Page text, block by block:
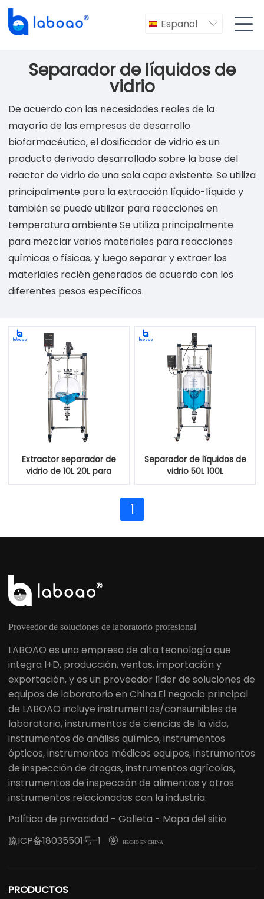
Español  
Separador de líquidos de
vidrio
De acuerdo con las necesidades reales de la
mayoría de las empresas de desarrollo
biofarmacéutico, el dosificador de vidrio es un
producto derivado desarrollado sobre la base del
reactor de vidrio de una sola capa existente. Se utiliza
principalmente para la extracción líquido-líquido y
también se puede utilizar para reacciones en
temperatura ambiente Se utiliza principalmente
para mezclar varios materiales para reacciones
químicas o físicas, y luego separar y extraer los
materiales recién generados de acuerdo con los
diferentes pesos específicos.
Extractor separador de
vidrio de 10L 20L para
líquidos
Separador de líquidos de
vidrio 50L 100L
1
Proveedor de soluciones de laboratorio profesional
LABOAO es una empresa de alta tecnología que
integra I+D, producción, ventas, importación y
exportación, y es un proveedor líder de soluciones de
equipos de laboratorio en China.El negocio principal
de LABOAO incluye instrumentos/consumibles de
laboratorio, instrumentos de ciencias de la vida,
instrumentos de análisis químico, instrumentos
ópticos, instrumentos médicos equipos, instrumentos
de inspección de drogas, instrumentos agrícolas,
instrumentos de inspección de alimentos y otros
instrumentos relacionados con la industria.
Política de privacidad - Galleta - Mapa del sitio
豫ICP备18035501号-1
 HECHO EN CHINA
PRODUCTOS